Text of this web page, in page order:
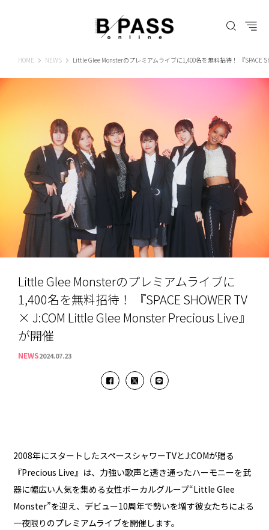
HOME B-PASS ONLINE
NEWS Little Glee Monsterのプレミアムライブに1,400名を無料招待！ 『SPACE
Little Glee Monsterのプレミアムライブに
1,400名を無料招待！ 『SPACE SHOWER TV
× J:COM Little Glee Monster Precious Live』
が開催
NEWS2024.07.23
2008年にスタートしたスペースシャワーTVとJ:COMが贈る
『Precious Live』は、力強い歌声と透き通ったハーモニーを武
器に幅広い人気を集める女性ボーカルグループ“Little Glee
Monster”を迎え、デビュー10周年で勢いを増す彼女たちによる
一夜限りのプレミアムライブを開催します。